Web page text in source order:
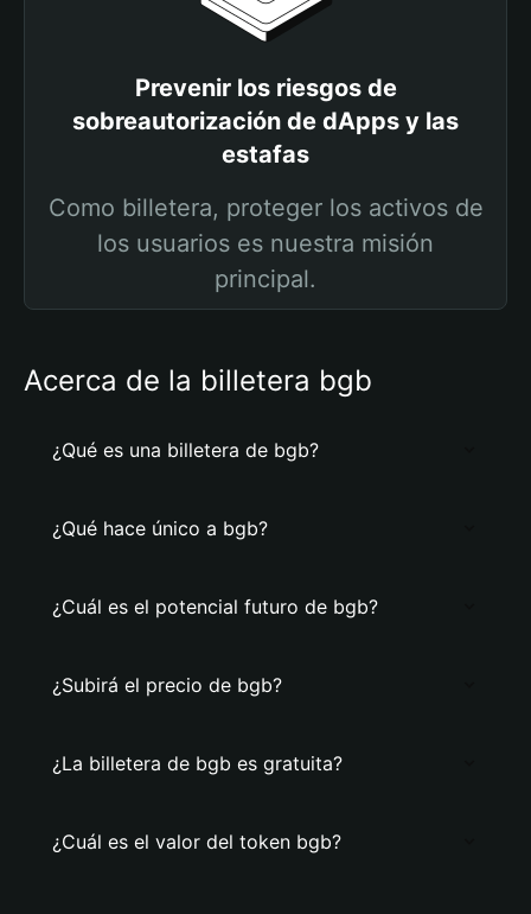
Prevenir los riesgos de
sobreautorización de dApps y las
estafas
Como billetera, proteger los activos de
los usuarios es nuestra misión
principal.
Acerca de la billetera bgb
¿Qué es una billetera de bgb?
¿Qué hace único a bgb?
¿Cuál es el potencial futuro de bgb?
¿Subirá el precio de bgb?
¿La billetera de bgb es gratuita?
¿Cuál es el valor del token bgb?